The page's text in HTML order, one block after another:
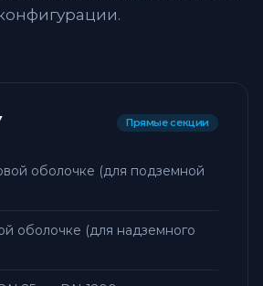
Прямые секции
оболочке (для подземной
оболочке (для надземного